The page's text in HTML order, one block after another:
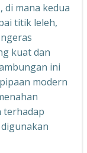
mana kedua
titik leleh,
kuat dan
ini
modern
terhadap
digunakan